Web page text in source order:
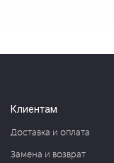
Клиентам
Доставка и оплата
Замена и возврат